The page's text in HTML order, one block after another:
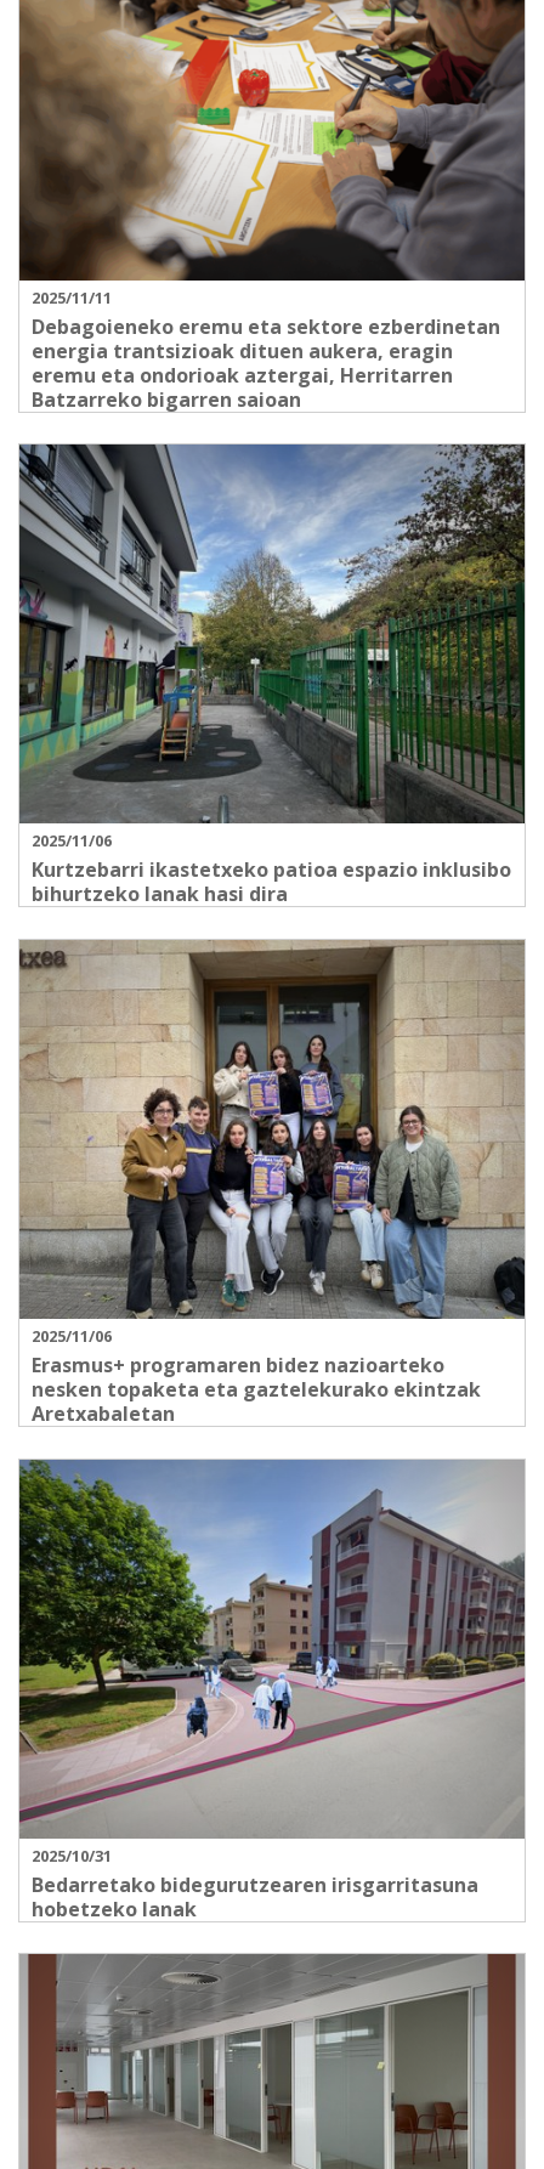
2025/11/11
Debagoieneko eremu eta sektore ezberdinetan
energia trantsizioak dituen aukera, eragin
eremu eta ondorioak aztergai, Herritarren
Batzarreko bigarren saioan
2025/11/06
Kurtzebarri ikastetxeko patioa espazio inklusibo
bihurtzeko lanak hasi dira
2025/11/06
Erasmus+ programaren bidez nazioarteko
nesken topaketa eta gaztelekurako ekintzak
Aretxabaletan
2025/10/31
Bedarretako bidegurutzearen irisgarritasuna
hobetzeko lanak